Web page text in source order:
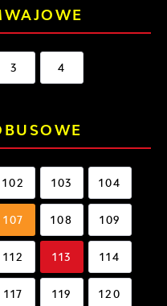
3 4
102 103 104
107 108 109
112 113 114
117 119 120